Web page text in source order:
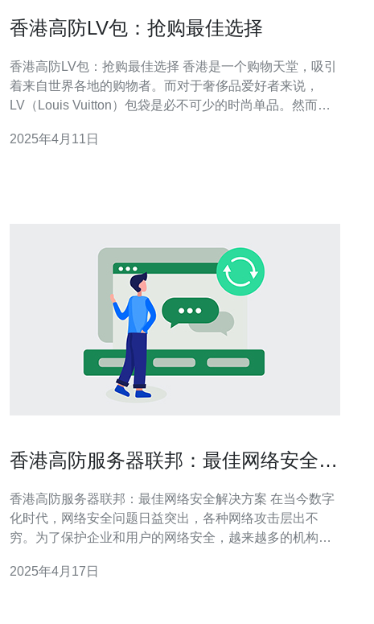
香港高防LV包：抢购最佳选择
香港高防LV包：抢购最佳选择 香港是一个购物天堂，吸引
着来自世界各地的购物者。而对于奢侈品爱好者来说，
LV（Louis Vuitton）包袋是必不可少的时尚单品。然而，
冒品时。 香港作为一个国际化大都市，拥有众多的LV专卖
2025年4月11日
香港高防服务器联邦：最佳网络安全解
香港高防服务器联邦：最佳网络安全解决方案 在当今数字
化时代，网络安全问题日益突出，各种网络攻击层出不
穷。为了保护企业和用户的网络安全，越来越多的机构和
联邦应运而生，成为业界备受关注的网络安全服务提供
2025年4月17日